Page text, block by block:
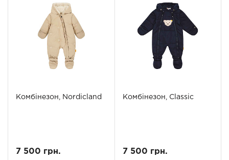
Комбінезон, Nordicland
7 500 грн.
Комбінезон, Classic
7 500 грн.